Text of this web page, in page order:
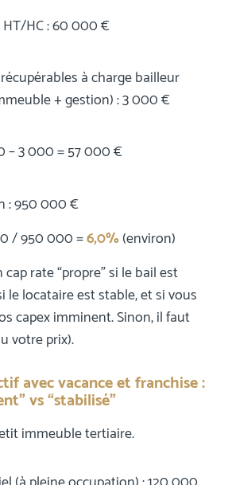
HC : 60 000 €
à charge bailleur
+ gestion) : 3 000 €
– 3 000 = 57 000 €
: 950 000 €
/ 950 000 =6,0%(environ)
cap rate “propre” si le bail est
le locataire est stable, et si vous
capex imminent. Sinon, il faut
votre prix).
avec vacance et franchise :
vs “stabilisé”
immeuble tertiaire.